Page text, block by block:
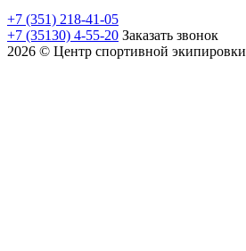
+7 (351) 218-41-05
+7 (35130) 4-55-20 Заказать звонок
2026 © Центр спортивной экипировки